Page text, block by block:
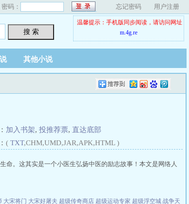
密码： 忘记密码 用户注册
搜 索
温馨提示：手机版同步阅读，请访问网址
m.4g.re
其他小说
加入书架, 投推荐票, 直达底部
( TXT,CHM,UMD,JAR,APK,HTML )
命。这其实是一个小医生弘扬中医的励志故事！本文是网络人
大宋将门 大宋好屠夫 超级传奇商店 超级运动专家 超级浮空城 战争天